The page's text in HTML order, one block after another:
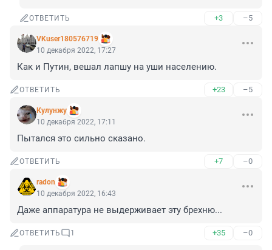
ОТВЕТИТЬ +3 –5
VKuser180576719
10 декабря 2022, 17:27
Как и Путин, вешал лапшу на уши населению.
ОТВЕТИТЬ +23 –5
Кулунжу
10 декабря 2022, 17:11
Пытался это сильно сказано.
ОТВЕТИТЬ +7 –0
radon
10 декабря 2022, 16:43
Даже аппаратура не выдерживает эту брехню...
ОТВЕТИТЬ 1 +35 –0